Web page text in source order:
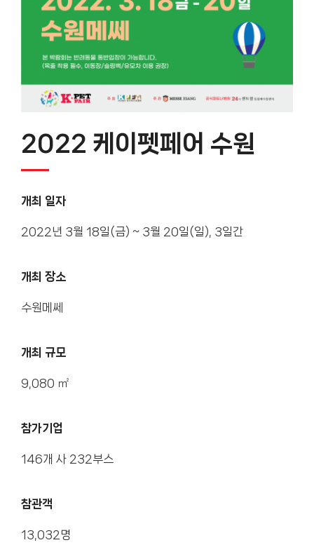
2022 케이펫페어 수원
개최 일자
2022년 3월 18일(금) ~ 3월 20일(일), 3일간
개최 장소
수원메쎄
개최 규모
9,080 ㎡
참가기업
146개 사 232부스
참관객
13,032명